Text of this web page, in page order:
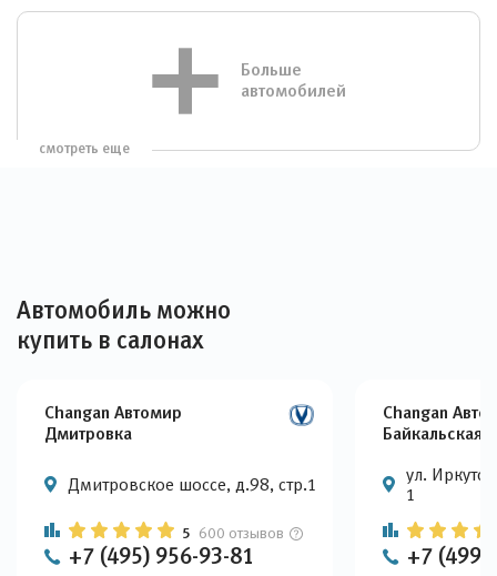
Больше
автомобилей
смотреть еще
Автомобиль можно
купить в салонах
Changan Автомир
Дмитровка
Дмитровское шоссе, д.98, стр.1
5 600 отзывов
+7 (495) 956-93-81
Changan
Байкальская
ул.
1
+7 (499)